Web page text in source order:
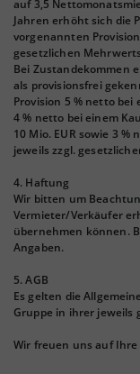
auf 3,5
Jahren erhöht sich die
vorgenannten
gesetzlichen
Bei Zustandekommen
als provisionsfrei
Provision 5 % netto bei
4 % netto bei einem
10 Mio. EUR sowie 3 %
jeweils zzgl.
4. Haftung
Wir bitten um
Vermieter/Verkäufer
übernehmen können.
Angaben.
5. AGB
Es gelten die
Gruppe in ihrer jeweils
Wir freuen uns auf